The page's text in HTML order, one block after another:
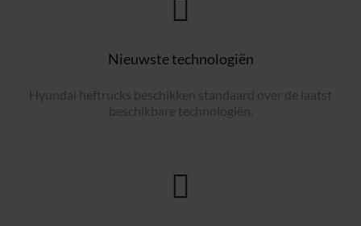
Nieuwste technologiën
Hyundai heftrucks beschikken standaard over de laatst
beschikbare technologiën.